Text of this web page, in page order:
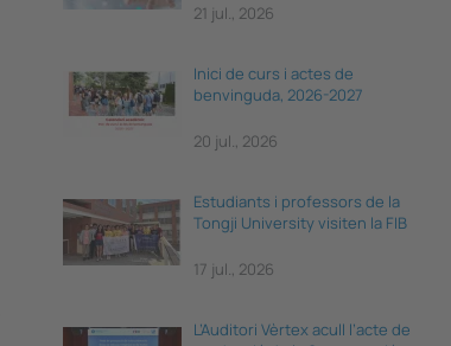
21 jul., 2026
Inici de curs i actes de
benvinguda, 2026-2027
20 jul., 2026
Estudiants i professors de la
Tongji University visiten la FIB
17 jul., 2026
L’Auditori Vèrtex acull l’acte de